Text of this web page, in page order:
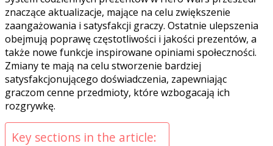
znaczące aktualizacje, mające na celu zwiększenie
zaangażowania i satysfakcji graczy. Ostatnie ulepszenia
obejmują poprawę częstotliwości i jakości prezentów, a
także nowe funkcje inspirowane opiniami społeczności.
Zmiany te mają na celu stworzenie bardziej
satysfakcjonującego doświadczenia, zapewniając
graczom cenne przedmioty, które wzbogacają ich
rozgrywkę.
Key sections in the article: